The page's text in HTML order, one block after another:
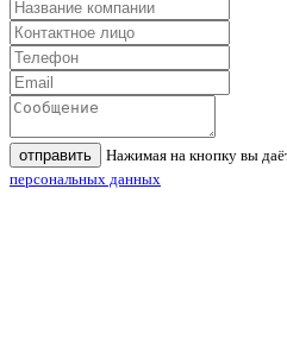
отправить Нажимая на кнопку вы
персональных данных